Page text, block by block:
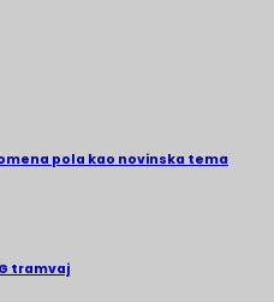
pola kao novinska tema
tramvaj